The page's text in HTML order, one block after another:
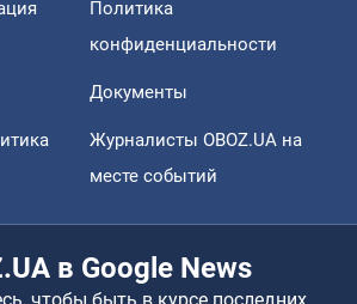
Политика
конфиденциальности
Документы
Журналисты OBOZ.UA на
месте событий
в Google News